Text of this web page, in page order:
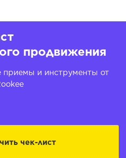
продвижения
и инструменты от
чек-лист